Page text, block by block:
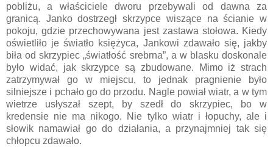
pobliżu, a właściciele dworu przebywali od dawna za
granicą. Janko dostrzegł skrzypce wiszące na ścianie w
pokoju, gdzie przechowywana jest zastawa stołowa. Kiedy
oświetliło je światło księżyca, Jankowi zdawało się, jakby
biła od skrzypiec „światłość srebrna”, a w blasku doskonale
było widać, jak skrzypce są zbudowane. Mimo iż strach
zatrzymywał go w miejscu, to jednak pragnienie było
silniejsze i pchało go do przodu. Nagle powiał wiatr, a w tym
wietrze usłyszał szept, by szedł do skrzypiec, bo w
kredensie nie ma nikogo. Nie tylko wiatr i łopuchy, ale i
słowik namawiał go do działania, a przynajmniej tak się
chłopcu zdawało.